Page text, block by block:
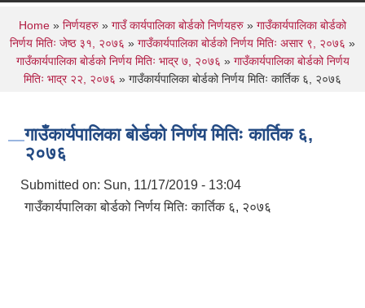
You are here
Home » निर्णयहरु » गाउँ कार्यपालिका बोर्डको निर्णयहरु » गाउँकार्यपालिका बोर्डको
निर्णय मितिः जेष्ठ ३१, २०७६ » गाउँकार्यपालिका बोर्डको निर्णय मितिः असार ९, २०७६ »
गाउँकार्यपालिका बोर्डको निर्णय मितिः भाद्र ७, २०७६ » गाउँकार्यपालिका बोर्डको निर्णय
मितिः भाद्र २२, २०७६ » गाउँकार्यपालिका बोर्डको निर्णय मितिः कार्तिक ६, २०७६
गाउँकार्यपालिका बोर्डको निर्णय मितिः कार्तिक ६,
२०७६
Submitted on: Sun, 11/17/2019 - 13:04
गाउँकार्यपालिका बोर्डको निर्णय मितिः कार्तिक ६, २०७६